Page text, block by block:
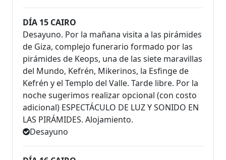
DÍA 15 CAIRO
Desayuno. Por la mañana visita a las pirámides
de Giza, complejo funerario formado por las
pirámides de Keops, una de las siete maravillas
del Mundo, Kefrén, Mikerinos, la Esfinge de
Kefrén y el Templo del Valle. Tarde libre. Por la
noche sugerimos realizar opcional (con costo
adicional) ESPECTÁCULO DE LUZ Y SONIDO EN
LAS PIRÁMIDES. Alojamiento.
Desayuno